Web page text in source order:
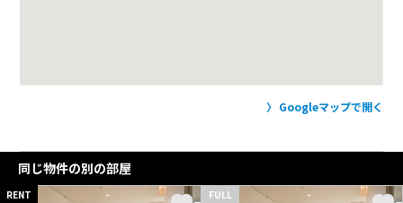
Googleマップで開く
同じ物件の別の部屋
RENT FULL